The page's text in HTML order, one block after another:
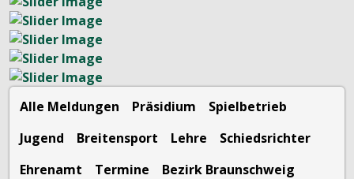
Alle Meldungen Präsidium
Spielbetrieb
Jugend
Breitensport Lehre
Schiedsrichter
Ehrenamt
Termine
Bezirk Braunschweig